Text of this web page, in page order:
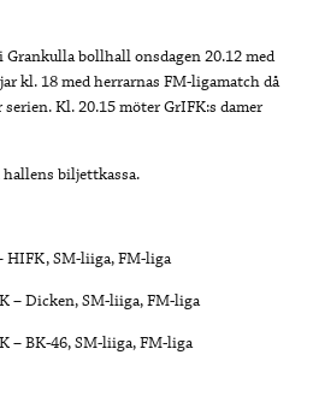
bollhall onsdagen 20.12 med
kl. 18 med herrarnas FM-ligamatch då
Kl. 20.15 möter GrIFK:s damer
biljettkassa.
HIFK, SM-liiga, FM-liga
– Dicken, SM-liiga, FM-liga
– BK-46, SM-liiga, FM-liga